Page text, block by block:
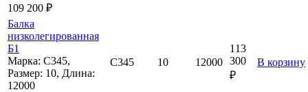
109 200 ₽
Балка
низколегированная
Б1
Марка: С345,
Размер: 10, Длина:
12000
С345 10 12000
113
300
₽
В корзину